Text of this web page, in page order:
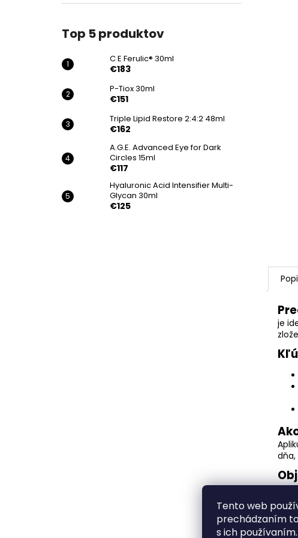
Tento web
prechádzaním
s ich
Top 5 produktov
C E Ferulic® 30ml
€183
P-Tiox 30ml
€151
Triple Lipid Restore 2:4:2 48ml
€162
A.G.E. Advanced Eye for Dark
Circles 15ml
€117
Hyaluronic Acid Intensifier Multi-
Glycan 30ml
€125
je
čím
€183